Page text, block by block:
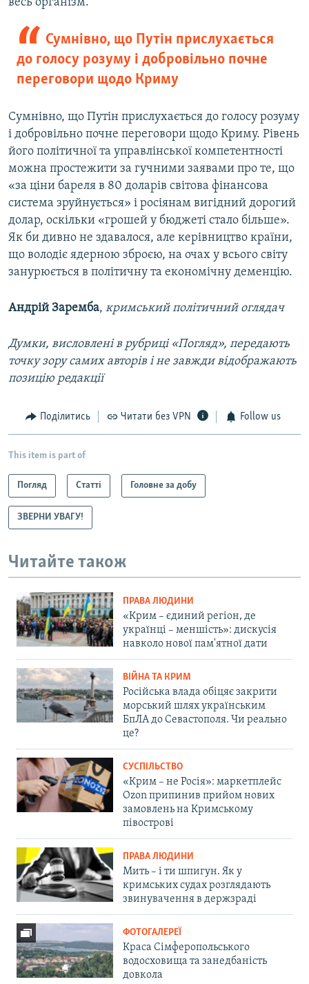
весь організм.
Сумнівно, що Путін прислухається
до голосу розуму і добровільно почне
переговори щодо Криму
Сумнівно, що Путін прислухається до голосу розуму
і добровільно почне переговори щодо Криму. Рівень
його політичної та управлінської компетентності
можна простежити за гучними заявами про те, що
«за ціни бареля в 80 доларів світова фінансова
система зруйнується» і росіянам вигідний дорогий
долар, оскільки «грошей у бюджеті стало більше».
Як би дивно не здавалося, але керівництво країни,
що володіє ядерною зброєю, на очах у всього світу
занурюється в політичну та економічну деменцію.
Андрій Заремба, кримський політичний оглядач
Думки, висловлені в рубриці «Погляд», передають
точку зору самих авторів і не завжди відображають
позицію редакції
Поділитись Читати без VPN Follow us
This item is part of
Погляд Статті Головне за добу
ЗВЕРНИ УВАГУ!
Читайте також
ПРАВА ЛЮДИНИ
«Крим – єдиний регіон, де
українці – меншість»: дискусія
навколо нової пам'ятної дати
ВІЙНА ТА КРИМ
Російська влада обіцяє закрити
морський шлях українським
БпЛА до Севастополя. Чи реально
це?
СУСПІЛЬСТВО
«Крим – не Росія»: маркетплейс
Ozon припинив прийом нових
замовлень на Кримському
півострові
ПРАВА ЛЮДИНИ
Мить – і ти шпигун. Як у
кримських судах розглядають
звинувачення в держзраді
ФОТОГАЛЕРЕЇ
Краса Сімферопольського
водосховища та занедбаність
довкола